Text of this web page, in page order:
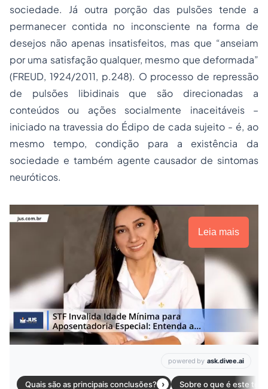
sociedade. Já outra porção das pulsões tende a
permanecer contida no inconsciente na forma de
desejos não apenas insatisfeitos, mas que “anseiam
por uma satisfação qualquer, mesmo que deformada”
(FREUD, 1924/2011, p.248). O processo de repressão
de pulsões libidinais que são direcionadas a
conteúdos ou ações socialmente inaceitáveis –
iniciado na travessia do Édipo de cada sujeito - é, ao
mesmo tempo, condição para a existência da
sociedade e também agente causador de sintomas
neuróticos.
Leia mais